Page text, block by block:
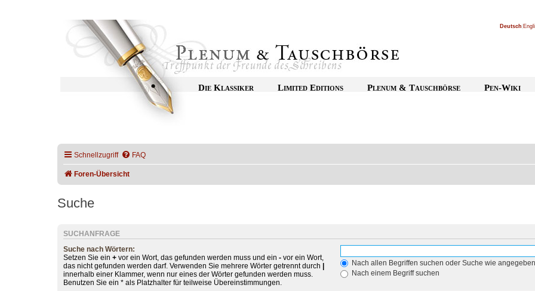
Deutsch
Die Klassiker Limited Editions Plenum & Tauschbörse Pen-Wiki
Schnellzugriff FAQ
Foren-Übersicht
Suche
SUCHANFRAGE
Suche nach Wörtern:
Setzen Sie ein + vor ein Wort, das gefunden werden muss und ein - vor ein Wort,
das nicht gefunden werden darf. Verwenden Sie mehrere Wörter getrennt durch
innerhalb einer Klammer, wenn nur eines der Wörter gefunden werden muss.
Benutzen Sie ein * als Platzhalter für teilweise Übereinstimmungen.
Nach allen Begriffen suchen oder Suche wie
Nach einem Begriff suchen